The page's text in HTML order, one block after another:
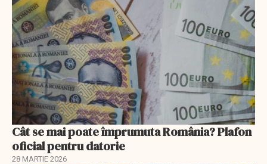
Cât se mai poate împrumuta România? Plafon
oficial pentru datorie
28 MARTIE 2026